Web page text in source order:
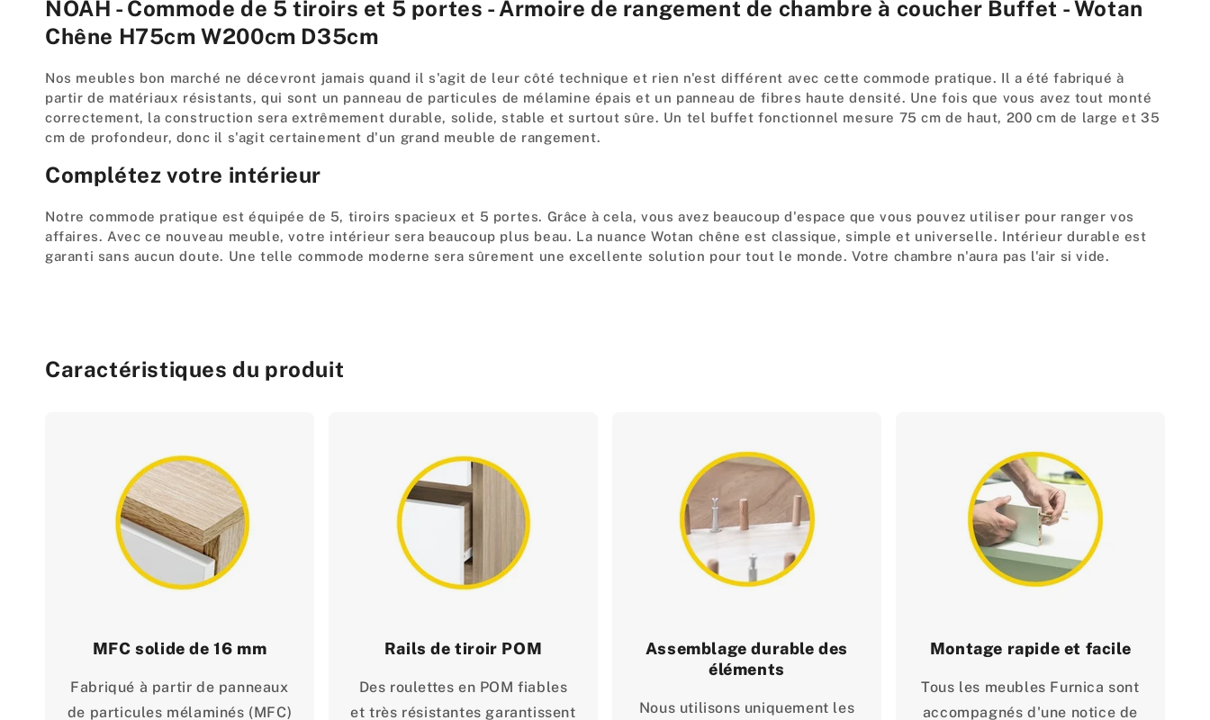
Chêne
P35cm
Chêne
P35cm
NOAH - Commode de 5 tiroirs et 5 portes - Armoire de rangement de chambre à coucher Buffet - Wotan
Chêne H75cm W200cm D35cm
Nos meubles bon marché ne décevront jamais quand il s'agit de leur côté technique et rien n'est différent avec cette commode pratique. Il a été fabriqué à
partir de matériaux résistants, qui sont un panneau de particules de mélamine épais et un panneau de fibres haute densité. Une fois que vous avez tout monté
correctement, la construction sera extrêmement durable, solide, stable et surtout sûre. Un tel buffet fonctionnel mesure 75 cm de haut, 200 cm de large et 35
cm de profondeur, donc il s'agit certainement d'un grand meuble de rangement.
Complétez votre intérieur
Notre commode pratique est équipée de 5, tiroirs spacieux et 5 portes. Grâce à cela, vous avez beaucoup d'espace que vous pouvez utiliser pour ranger vos
affaires. Avec ce nouveau meuble, votre intérieur sera beaucoup plus beau. La nuance Wotan chêne est classique, simple et universelle. Intérieur durable est
garanti sans aucun doute. Une telle commode moderne sera sûrement une excellente solution pour tout le monde. Votre chambre n'aura pas l'air si vide.
Caractéristiques du produit
MFC solide de 16 mm
Fabriqué à partir de panneaux
de particules mélaminés (MFC)
Rails de tiroir POM
Des roulettes en POM fiables
et très résistantes garantissent
Assemblage durable des
éléments
Nous utilisons uniquement les
Montage rapide et facile
Tous les meubles Furnica sont
accompagnés d'une notice de